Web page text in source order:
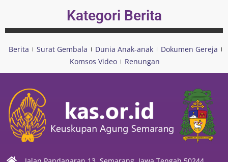
Kategori Berita
Berita Surat Gembala Dunia Anak-anak
Dokumen Gereja
Komsos Video
Renungan